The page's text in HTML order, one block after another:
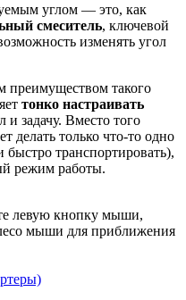
углом — это, как
смеситель, ключевой
изменять угол
преимуществом такого
тонко настраивать
и задачу. Вместо того
делать только что-то одно
транспортировать),
режим работы.
левую кнопку мыши,
мыши для приближения